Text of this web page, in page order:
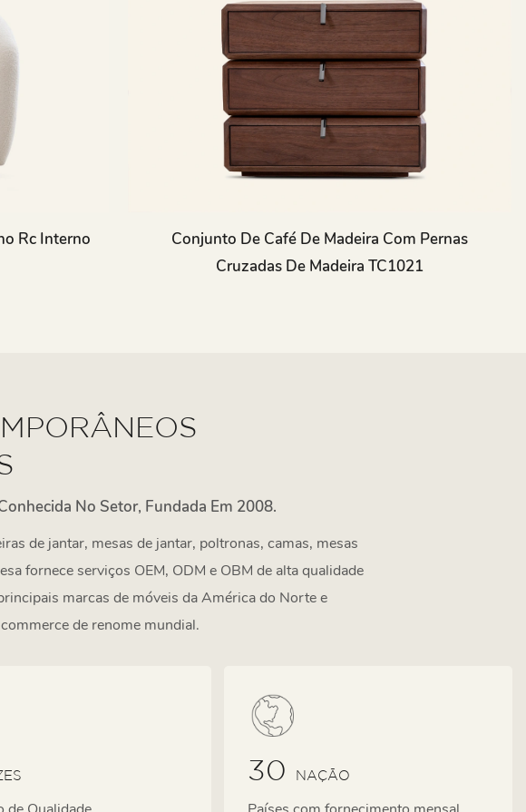
Rc Interno
Conjunto De Café De Madeira Com Pernas
Cruzadas De Madeira TC1021
No Setor, Fundada Em 2008.
de jantar, mesas de jantar, poltronas, camas, mesas
fornece serviços OEM, ODM e OBM de alta qualidade
marcas de móveis da América do Norte e
de renome mundial.
30 NAÇÃO